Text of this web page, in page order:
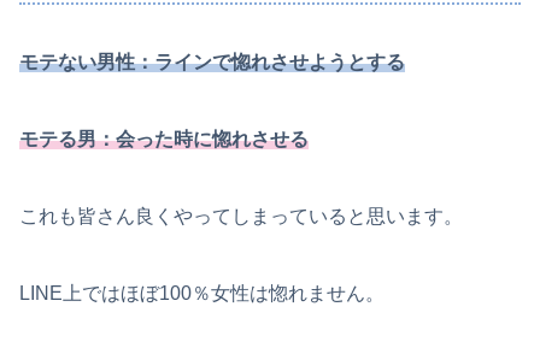
モテない男性：ラインで惚れさせようとする
モテる男：会った時に惚れさせる
これも皆さん良くやってしまっていると思います。
LINE上ではほぼ100％女性は惚れません。